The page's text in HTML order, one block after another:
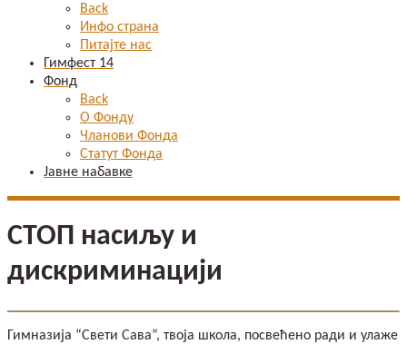
Back
Инфо страна
Питајте нас
Гимфест 14
Фонд
Back
О Фонду
Чланови Фонда
Статут Фонда
Јавне набавке
СТОП насиљу и
дискриминацији
Гимназија “Свети Сава”, твоја школа, посвећено ради и улаже